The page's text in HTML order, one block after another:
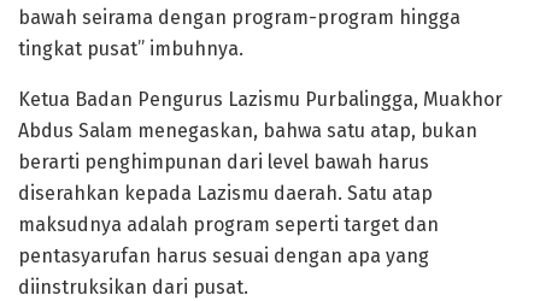
bawah seirama dengan program-program hingga
tingkat pusat” imbuhnya.
Ketua Badan Pengurus Lazismu Purbalingga, Muakhor
Abdus Salam menegaskan, bahwa satu atap, bukan
berarti penghimpunan dari level bawah harus
diserahkan kepada Lazismu daerah. Satu atap
maksudnya adalah program seperti target dan
pentasyarufan harus sesuai dengan apa yang
diinstruksikan dari pusat.